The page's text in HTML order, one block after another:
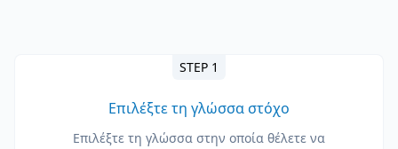
STEP 1
Επιλέξτε τη γλώσσα στόχο
Επιλέξτε τη γλώσσα στην οποία θέλετε να